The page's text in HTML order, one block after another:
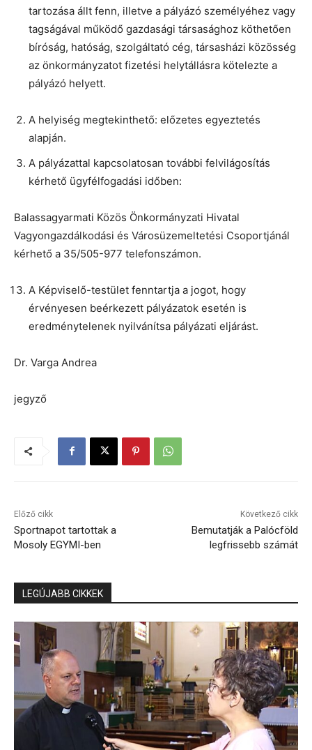
tartozása állt fenn, illetve a pályázó személyéhez vagy
tagságával működő gazdasági társasághoz köthetően
bíróság, hatóság, szolgáltató cég, társasházi közösség
az önkormányzatot fizetési helytállásra kötelezte a
pályázó helyett.
A helyiség megtekinthető: előzetes egyeztetés
alapján.
A pályázattal kapcsolatosan további felvilágosítás
kérhető ügyfélfogadási időben:
Balassagyarmati Közös Önkormányzati Hivatal
Vagyongazdálkodási és Városüzemeltetési Csoportjánál
kérhető a 35/505-977 telefonszámon.
A Képviselő-testület fenntartja a jogot, hogy
érvényesen beérkezett pályázatok esetén is
eredménytelenek nyilvánítsa pályázati eljárást.
Dr. Varga Andrea
jegyző
Előző cikk
Sportnapot tartottak a
Mosoly EGYMI-ben
Következő cikk
Bemutatják a Palócföld
legfrissebb számát
LEGÚJABB CIKKEK